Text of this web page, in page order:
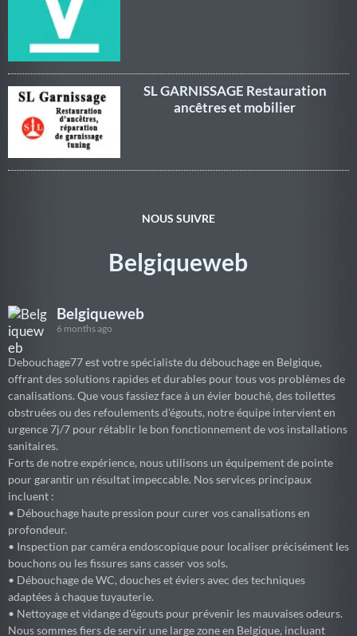
SL GARNISSAGE Restauration
ancêtres et mobilier
NOUS SUIVRE
Belgiqueweb
Belgiqueweb
6 months ago
Debouchage77 est votre spécialiste du débouchage en Belgique,
offrant des solutions rapides et durables pour tous vos problèmes de
canalisations. Que vous fassiez face à un évier bouché, des toilettes
obstruées ou des refoulements d'égouts, notre équipe intervient en
urgence 7j/7 pour rétablir le bon fonctionnement de vos installations
sanitaires.
Forts de notre expérience, nous utilisons un équipement de pointe
pour garantir un résultat impeccable. Nos services principaux
incluent :
• Débouchage haute pression pour curer vos canalisations en
profondeur.
• Inspection par caméra endoscopique pour localiser précisément les
bouchons ou les fissures sans casser vos sols.
• Débouchage de WC, douches et éviers avec des techniques
adaptées à chaque tuyauterie.
• Nettoyage et vidange d'égouts pour prévenir les mauvaises odeurs.
Nous sommes fiers de servir une large zone en Belgique, incluant